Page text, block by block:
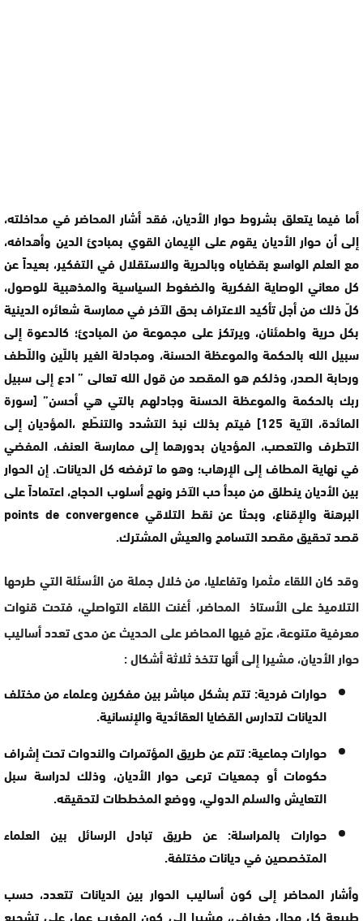
أما فيما يتعلق بشروط حوار الأديان، فقد أشار المحاضر في مداخلته،
إلى أن حوار الأديان يقوم على الإيمان القوي بمبادئ الدين وأهدافه،
مع العلم الواسع بقضاياه وبالحرية والاستقلال في التفكير، بعيداً عن
كل معاني الوصاية الفكرية والضغوط السياسية والمذهبية للوصول،
كلّ ذلك من أجل تأكيد الاعتراف بحق الآخر في ممارسة شعائره الدينية
بكل حرية واطمئنان، ويرتكز على مجموعة من المبادئ؛ كالدعوة إلى
سبيل الله بالحكمة والموعظة الحسنة، ومجادلة الغير باللّين واللّطف
ورحابة الصدر، وذلكم هو المقصد من قول الله تعالى ” ادع إلى سبيل
ربك بالحكمة والموعظة الحسنة وجادلهم بالتي هي أحسن” [سورة
المائدة، الآية 125] فيتم بذلك نبذ التشدد والتنطّع ،المؤديان إلى
التطرف والتعصب، المؤديان بدورهما إلى ممارسة العنف، المفضي
في نهاية المطاف إلى الإرهاب؛ وهو ما ترفضه كل الديانات. إن الحوار
بين الأديان ينطلق من مبدأ حب الآخر ونهج أسلوب الحجاج، اعتماداً على
البرهنة والإقناع، وبحثا عن نقط التلاقي points de convergence
قصد تحقيق مقصد التسامح والعيش المشترك.
وقد كان اللقاء مثمرا وتفاعليا، من خلال جملة من الأسئلة التي طرحها
التلاميذ على الأستاذ المحاضر، أغنت اللقاء التواصلي، فتحت قنوات
معرفية متنوعة، عرّج فيها المحاضر على الحديث عن مدى تعدد أساليب
حوار الأديان، مشيرا إلى أنها تتخذ ثلاثة أشكال :
حوارات فردية: تتم بشكل مباشر بين مفكرين وعلماء من مختلف
الديانات لتدارس القضايا العقائدية والإنسانية.
حوارات جماعية: تتم عن طريق المؤتمرات والندوات تحت إشراف
حكومات أو جمعيات ترعى حوار الأديان، وذلك لدراسة سبل
التعايش والسلم الدولي، ووضع المخططات لتحقيقه.
حوارات بالمراسلة: عن طريق تبادل الرسائل بين العلماء
المتخصصين في ديانات مختلفة.
وأشار المحاضر إلى كون أساليب الحوار بين الديانات تتعدد، حسب
طبيعة كل مجال جغرافي، مشيرا إلى كون المغرب عمل على تشجيع